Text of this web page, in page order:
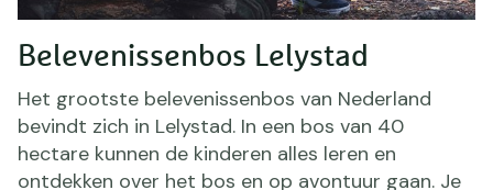
Belevenissenbos Lelystad
Het grootste belevenissenbos van Nederland
bevindt zich in Lelystad. In een bos van 40
hectare kunnen de kinderen alles leren en
ontdekken over het bos en op avontuur gaan. Je